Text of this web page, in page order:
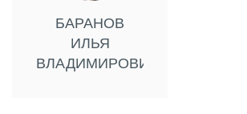
БАРАНОВ
ИЛЬЯ
ВЛАДИМИРОВИЧ